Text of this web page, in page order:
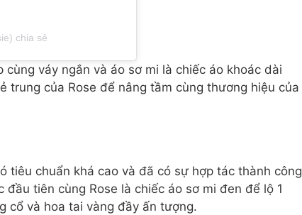
chia sẻ
váy ngắn và áo sơ mi là chiếc áo khoác dài
của Rose để nâng tầm cùng thương hiệu của
tiêu chuẩn khá cao và đã có sự hợp tác thành công
tiên cùng Rose là chiếc áo sơ mi đen để lộ 1
cổ và hoa tai vàng đầy ấn tượng.